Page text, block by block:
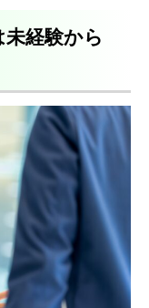
未経験から